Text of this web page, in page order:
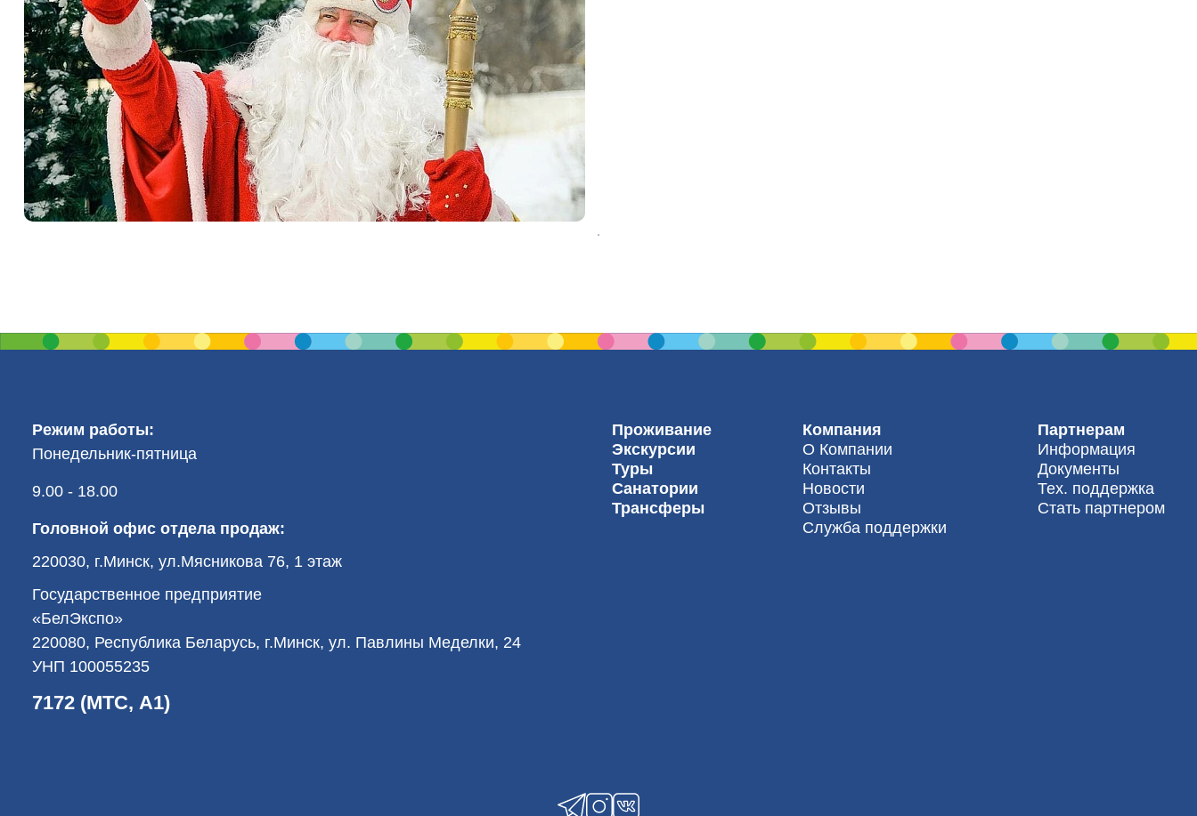
Режим работы:
Понедельник-пятница
9.00 - 18.00
Головной офис отдела продаж:
220030, г.Минск, ул.Мясникова 76, 1 этаж
Государственное предприятие
«БелЭкспо»
220080, Республика Беларусь, г.Минск, ул. Павлины Меделки, 24
УНП 100055235
7172 (МТС, А1)
Проживание
Экскурсии
Туры
Санатории
Трансферы
Компания
О Компании
Контакты
Новости
Отзывы
Служба поддержки
Партнерам
Информация
Документы
Тех. поддержка
Стать партнером